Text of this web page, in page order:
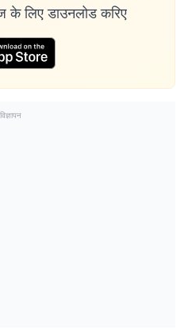
लिए डाउनलोड करिए
विज्ञापन